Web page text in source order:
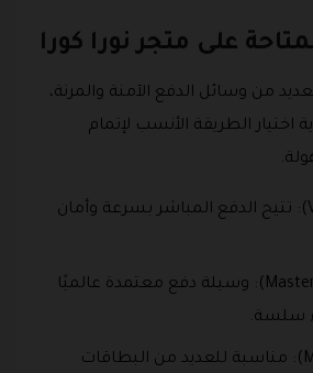
على متجر نورا كورا
من وسائل الدفع الآمنة والمرنة،
اختيار الطريقة الأنسب لإتمام
بطاقات فيزا (Visa): تتيح الدفع المباشر بسرعة وأمان
ماستر كارد (Mastercard): وسيلة دفع معتمدة عالميًا
سلسة.
مايسترو (Maestro): مناسبة للعديد من البطاقات